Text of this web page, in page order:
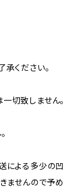
ください。
切致しません。
による多少の凹
ませんので予め